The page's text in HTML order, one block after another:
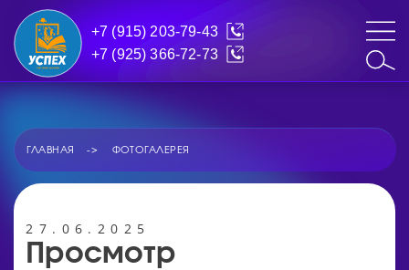
+7 (915) 203-79-43
+7 (925) 366-72-73
ГЛАВНАЯ ФОТОГАЛЕРЕЯ
27.06.2025
Просмотр